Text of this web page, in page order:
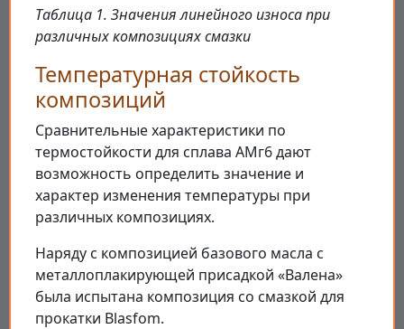
Таблица 1. Значения линейного износа при
различных композициях смазки
Температурная стойкость
композиций
Сравнительные характеристики по
термостойкости для сплава АМг6 дают
возможность определить значение и
характер изменения температуры при
различных композициях.
Наряду с композицией базового масла с
металлоплакирующей присадкой «Валена»
была испытана композиция со смазкой для
прокатки Blasfom.